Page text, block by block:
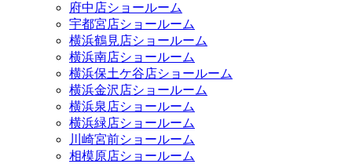
府中店ショールーム
宇都宮店ショールーム
横浜鶴見店ショールーム
横浜南店ショールーム
横浜保土ケ谷店ショールーム
横浜金沢店ショールーム
横浜泉店ショールーム
横浜緑店ショールーム
川崎宮前ショールーム
相模原店ショールーム